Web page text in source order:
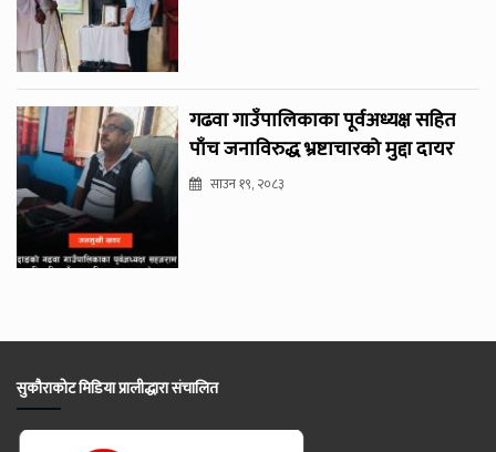
गढवा गाउँपालिकाका पूर्वअध्यक्ष सहित
पाँच जनाविरुद्ध भ्रष्टाचारको मुद्दा दायर
साउन १९, २०८३
सुकौराकोट मिडिया प्रालीद्धारा संचालित